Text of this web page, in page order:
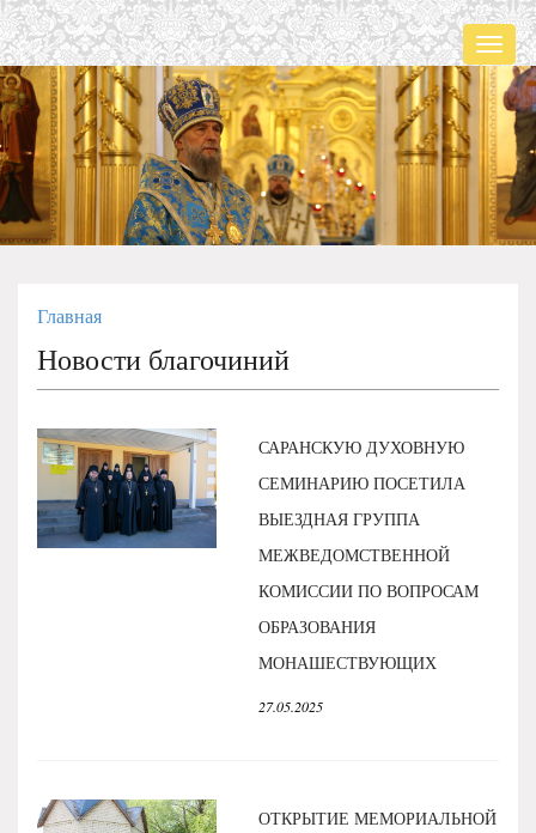
Главная
Новости благочиний
САРАНСКУЮ ДУХОВНУЮ
СЕМИНАРИЮ ПОСЕТИЛА
ВЫЕЗДНАЯ ГРУППА
МЕЖВЕДОМСТВЕННОЙ
КОМИССИИ ПО ВОПРОСАМ
ОБРАЗОВАНИЯ
МОНАШЕСТВУЮЩИХ
27.05.2025
ОТКРЫТИЕ МЕМОРИАЛЬНОЙ